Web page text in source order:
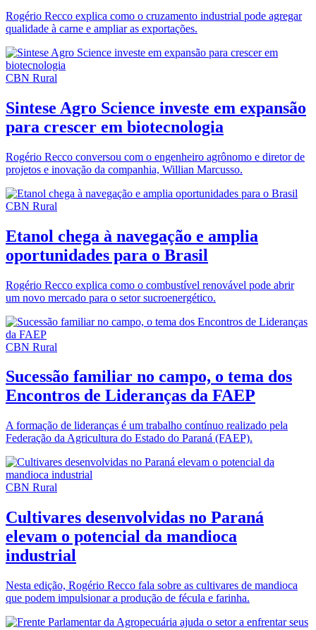
Rogério Recco explica como o cruzamento industrial pode agregar
qualidade à carne e ampliar as exportações.
CBN Rural
Sintese Agro Science investe em expansão
para crescer em biotecnologia
Rogério Recco conversou com o engenheiro agrônomo e diretor de
projetos e inovação da companhia, Willian Marcusso.
CBN Rural
Etanol chega à navegação e amplia
oportunidades para o Brasil
Rogério Recco explica como o combustível renovável pode abrir
um novo mercado para o setor sucroenergético.
CBN Rural
Sucessão familiar no campo, o tema dos
Encontros de Lideranças da FAEP
A formação de lideranças é um trabalho contínuo realizado pela
Federação da Agricultura do Estado do Paraná (FAEP).
CBN Rural
Cultivares desenvolvidas no Paraná
elevam o potencial da mandioca
industrial
Nesta edição, Rogério Recco fala sobre as cultivares de mandioca
que podem impulsionar a produção de fécula e farinha.